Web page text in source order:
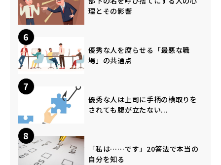
理とその影響
6
優秀な人を腐らせる「最悪な職
場」の共通点
7
優秀な人は上司に手柄の横取りを
されても腹が立たない...
8
「私は……です」20答法で本当の
自分を知る